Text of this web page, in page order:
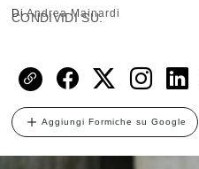
DiAndrea Mainardi
CONDIVIDI SU:
Aggiungi Formiche su Google